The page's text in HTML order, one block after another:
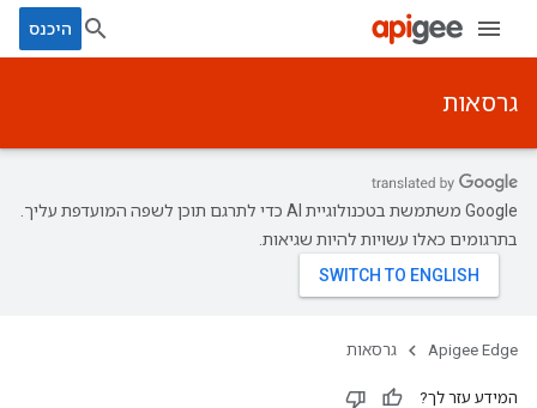
היכנס
גרסאות
‫Google משתמשת בטכנולוגיית AI כדי לתרגם תוכן לשפה המועדפת עליך.
בתרגומים כאלו עשויות להיות שגיאות.
Apigee Edge גרסאות
המידע עזר לך?